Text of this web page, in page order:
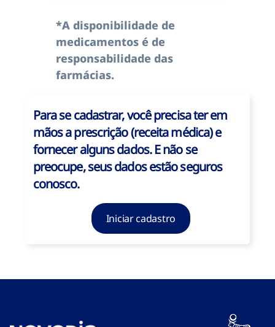
*A disponibilidade de
medicamentos é de
responsabilidade das
farmácias.
Para se cadastrar, você precisa ter em
mãos a prescrição (receita médica) e
fornecer alguns dados. E não se
preocupe, seus dados estão seguros
conosco.
Iniciar cadastro